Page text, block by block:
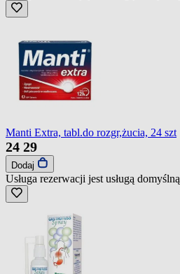
Manti Extra, tabl.do rozgr,żucia, 24 szt
24 29
Dodaj
Usługa rezerwacji jest usługą domyślną